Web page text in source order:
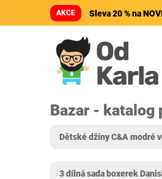
AKCE Sleva 20 % na
Bazar - katalog
Dětské džíny C&A modré
3 dílná sada boxerek